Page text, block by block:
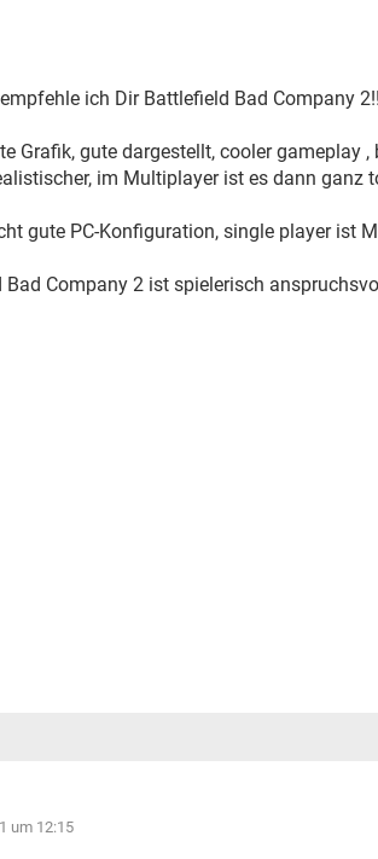
ich Dir Battlefield Bad Company 2!!
Grafik, gute dargestellt, cooler gameplay
im Multiplayer ist es dann ganz
gute PC-Konfiguration, single player ist
Bad Company 2 ist spielerisch
um 12:15